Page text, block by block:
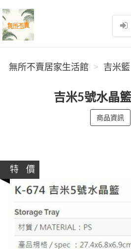
無所不賣居家生活館
無所不賣居家生活館 吉米籃
吉米5號水晶
商品資訊
特 價